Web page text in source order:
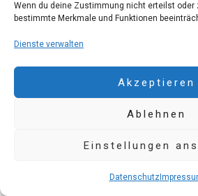
Wenn du deine Zustimmung nicht erteilst oder
bestimmte Merkmale und Funktionen
Dienste verwalten
Akzeptieren
Ablehnen
Einstellungen
Datenschutz